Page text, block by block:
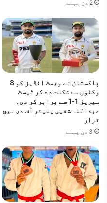
م
م
خ
ص
و
ص
ت
ر
ی
ت
ک
ی
م
پ
ش
ر
2 دن پہلے
پاکستان نے ویسٹ انڈیز کو 8
وکٹوں سے شکست دے کر ٹیسٹ
سیریز 1-1 سے برابر کر دی،
عبداللہ شفیق پلیئر آف دی میچ
قرار
3 دن پہلے